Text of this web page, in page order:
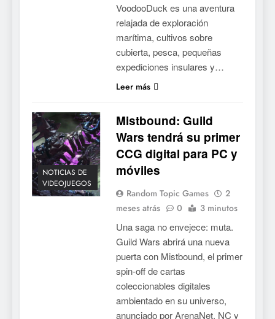
VoodooDuck es una aventura
relajada de exploración
marítima, cultivos sobre
cubierta, pesca, pequeñas
expediciones insulares y…
Leer más
NOTICIAS DE
VIDEOJUEGOS
Mistbound: Guild
Wars tendrá su primer
CCG digital para PC y
móviles
Random Topic Games
2
meses atrás
0 3 minutos
Una saga no envejece: muta.
Guild Wars abrirá una nueva
puerta con Mistbound, el primer
spin-off de cartas
coleccionables digitales
ambientado en su universo,
anunciado por ArenaNet, NC y